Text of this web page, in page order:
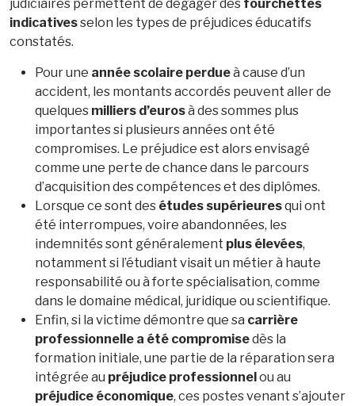
judiciaires permettent de dégager des fourchettes
indicativesselon les types de préjudices éducatifs
constatés.
Pour une année scolaire perdueà cause d’un
accident, les montants accordés peuvent aller de
quelques milliers d’eurosà des sommes plus
importantes si plusieurs années ont été
compromises. Le préjudice est alors envisagé
comme une perte de chance dans le parcours
d’acquisition des compétences et des diplômes.
Lorsque ce sont des études supérieuresqui ont
été interrompues, voire abandonnées, les
indemnités sont généralement plus élevées,
notamment si l’étudiant visait un métier à haute
responsabilité ou à forte spécialisation, comme
dans le domaine médical, juridique ou scientifique.
Enfin, si la victime démontre que sa carrière
professionnelle a été compromisedès la
formation initiale, une partie de la réparation sera
intégrée au préjudice professionnelou au
préjudice économique, ces postes venant s’ajouter